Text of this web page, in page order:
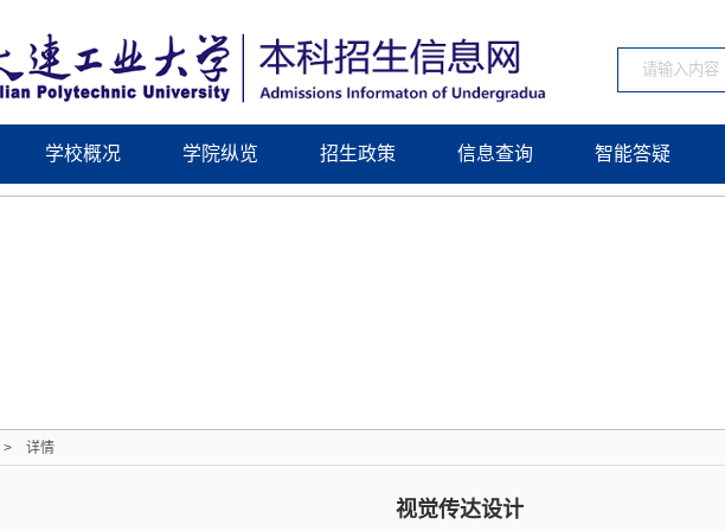
学校概况 学院纵览 招生政策 信息查询 智能答疑
> 详情
视觉传达设计